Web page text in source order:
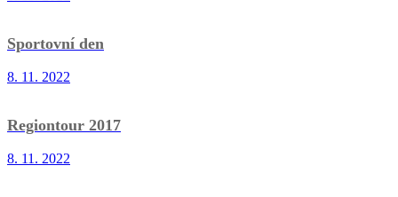
Sportovní den
8. 11. 2022
Regiontour 2017
8. 11. 2022